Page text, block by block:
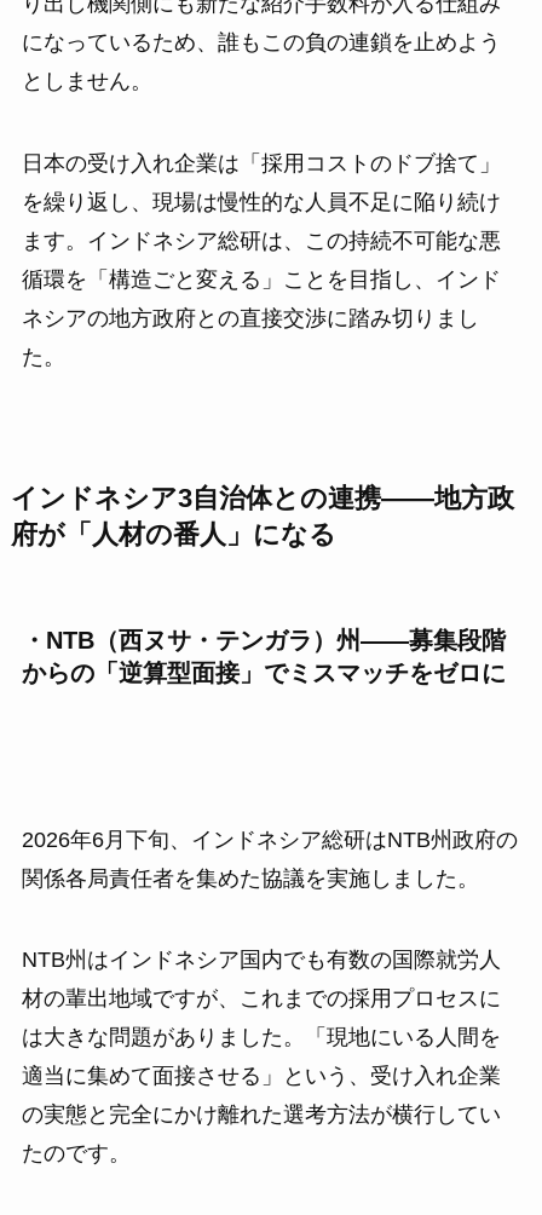
になっているため、誰もこの負の連鎖を止めよう
としません。
日本の受け入れ企業は「採用コストのドブ捨て」
を繰り返し、現場は慢性的な人員不足に陥り続け
ます。インドネシア総研は、この持続不可能な悪
循環を「構造ごと変える」ことを目指し、インド
ネシアの地方政府との直接交渉に踏み切りまし
た。
インドネシア3自治体との連携——地方政
府が「人材の番人」になる
・NTB（西ヌサ・テンガラ）州——募集段階
からの「逆算型面接」でミスマッチをゼロに
2026年6月下旬、インドネシア総研はNTB州政府の
関係各局責任者を集めた協議を実施しました。
NTB州はインドネシア国内でも有数の国際就労人
材の輩出地域ですが、これまでの採用プロセスに
は大きな問題がありました。「現地にいる人間を
適当に集めて面接させる」という、受け入れ企業
の実態と完全にかけ離れた選考方法が横行してい
たのです。